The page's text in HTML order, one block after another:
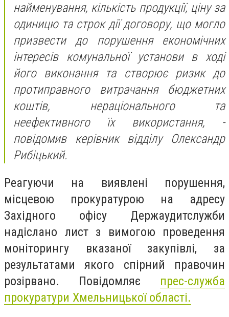
найменування, кількість продукції, ціну за
одиницю та строк дії договору, що могло
призвести до порушення економічних
інтересів комунальної установи в ході
його виконання та створює ризик до
протиправного витрачання бюджетних
коштів, нераціонального та
неефективного їх використання, -
повідомив керівник відділу Олександр
Рибіцький.
Реагуючи на виявлені порушення,
місцевою прокуратурою на адресу
Західного офісу Держаудитслужби
надіслано лист з вимогою проведення
моніторингу вказаної закупівлі, за
результатами якого спірний правочин
розірвано. Повідомляє прес-служба
прокуратури Хмельницької області.